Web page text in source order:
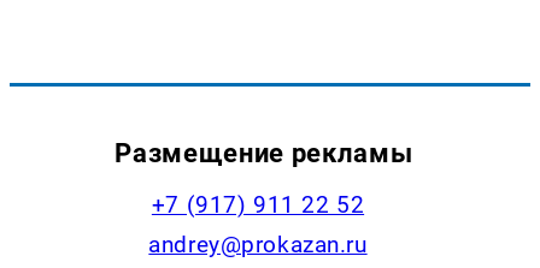
Размещение рекламы
+7 (917) 911 22 52
andrey@prokazan.ru